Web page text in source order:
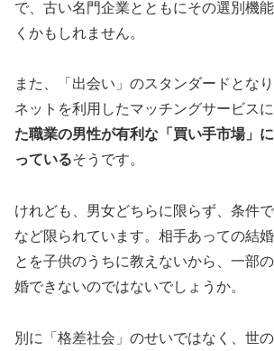
で、古い名門企業とともにその選別機
くかもしれません。
また、「出会い」のスタンダードとな
ネットを利用したマッチングサービスに
た職業の男性が有利な「買い手市場」
っているそうです。
けれども、男女どちらに限らず、条件
など限られています。相手あっての結
とを子供のうちに教えないから、一部
婚できないのではないでしょうか。
別に「格差社会」のせいではなく、世